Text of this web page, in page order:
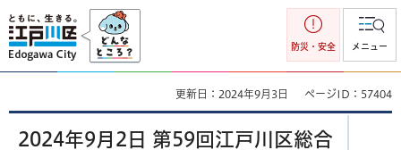
江戸川区
防災・安全 メニュー
更新日：2024年9月3日 ページID：57404
2024年9月2日 第59回江戸川区総合